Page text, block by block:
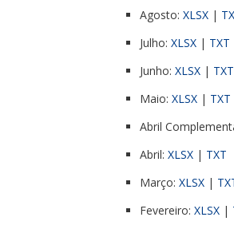
Agosto: XLSX |
Julho: XLSX | TXT
Junho: XLSX | TXT
Maio: XLSX | TXT
Abril
Abril: XLSX | TXT
Março: XLSX |
Fevereiro: XLSX |